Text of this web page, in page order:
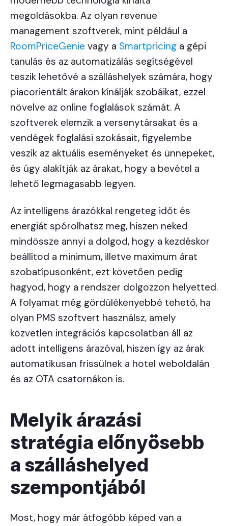
megoldásokba. Az olyan revenue
management szoftverek, mint például a
RoomPriceGenie vagy a Smartpricing a gépi
tanulás és az automatizálás segítségével
teszik lehetővé a szálláshelyek számára, hogy
piacorientált árakon kínálják szobáikat, ezzel
növelve az online foglalások számát. A
szoftverek elemzik a versenytársakat és a
vendégek foglalási szokásait, figyelembe
veszik az aktuális eseményeket és ünnepeket,
és úgy alakítják az árakat, hogy a bevétel a
lehető legmagasabb legyen.
Az intelligens árazókkal rengeteg időt és
energiát spórolhatsz meg, hiszen neked
mindössze annyi a dolgod, hogy a kezdéskor
beállítod a minimum, illetve maximum árat
szobatípusonként, ezt követően pedig
hagyod, hogy a rendszer dolgozzon helyetted.
A folyamat még gördülékenyebbé tehető, ha
olyan PMS szoftvert használsz, amely
közvetlen integrációs kapcsolatban áll az
adott intelligens árazóval, hiszen így az árak
automatikusan frissülnek a hotel weboldalán
és az OTA csatornákon is.
Melyik árazási
stratégia előnyösebb
a szálláshelyed
szempontjából
Most, hogy már átfogóbb képed van a